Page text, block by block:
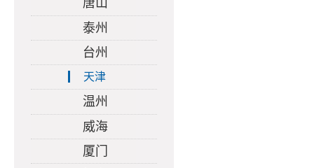
唐山
泰州
台州
天津
温州
威海
厦门